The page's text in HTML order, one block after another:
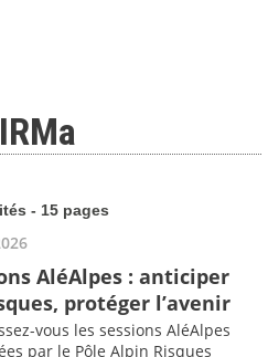
- 15 pages
AléAlpes : anticiper
protéger l’avenir
vous les sessions AléAlpes
par le Pôle Alpin Risques